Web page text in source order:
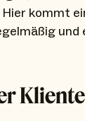
kommt